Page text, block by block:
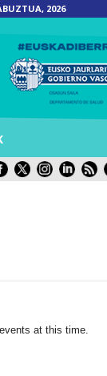
2026
at this time.